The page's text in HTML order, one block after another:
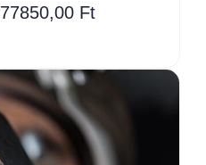
77850,00 Ft